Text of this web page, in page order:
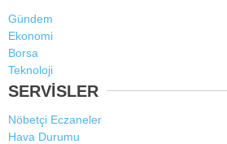
Gündem
Ekonomi
Borsa
Teknoloji
SERVİSLER
Nöbetçi Eczaneler
Hava Durumu